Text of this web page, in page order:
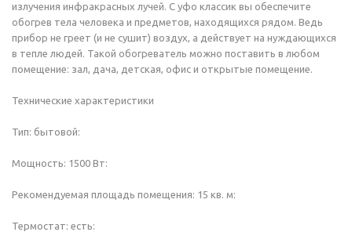
излучения инфракрасных лучей. С уфо классик вы обеспечите
обогрев тела человека и предметов, находящихся рядом. Ведь
прибор не греет (и не сушит) воздух, а действует на нуждающихся
в тепле людей. Такой обогреватель можно поставить в любом
помещение: зал, дача, детская, офис и открытые помещение.
Технические характеристики
Тип: бытовой:
Мощность: 1500 Вт:
Рекомендуемая площадь помещения: 15 кв. м:
Термостат: есть: